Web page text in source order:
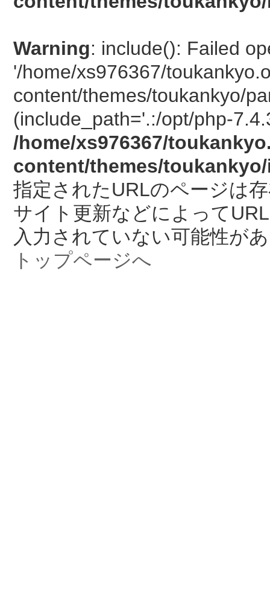
Warning: include(): Failed
'/home/xs976367/
content/themes/toukankyo/
(include_path='.:/opt/php-
/home/xs976367/
content/themes/
指定されたURLのページは
サイト更新などによって
入力されていない可能性が
トップページへ